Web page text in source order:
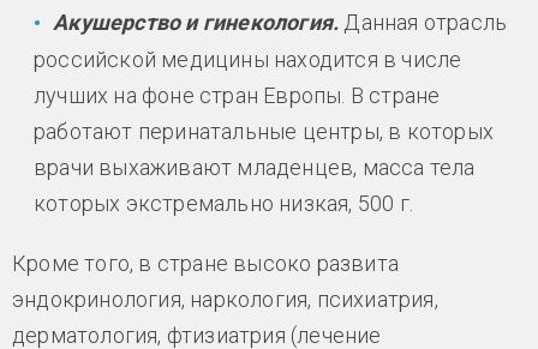
Акушерство и гинекология. Данная отрасль
российской медицины находится в числе
лучших на фоне стран Европы. В стране
работают перинатальные центры, в которых
врачи выхаживают младенцев, масса тела
которых экстремально низкая, 500 г.
Кроме того, в стране высоко развита
эндокринология, наркология, психиатрия,
дерматология, фтизиатрия (лечение